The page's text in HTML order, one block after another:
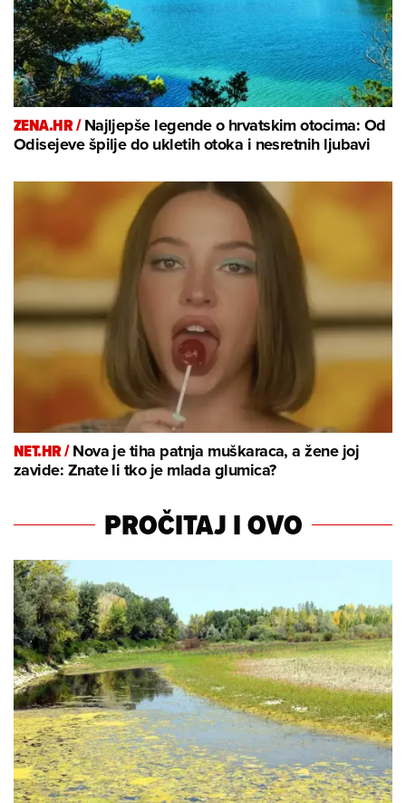
ZENA.HR /Najljepše legende o hrvatskim otocima: Od
Odisejeve špilje do ukletih otoka i nesretnih ljubavi
NET.HR /Nova je tiha patnja muškaraca, a žene joj
zavide: Znate li tko je mlada glumica?
PROČITAJ I OVO